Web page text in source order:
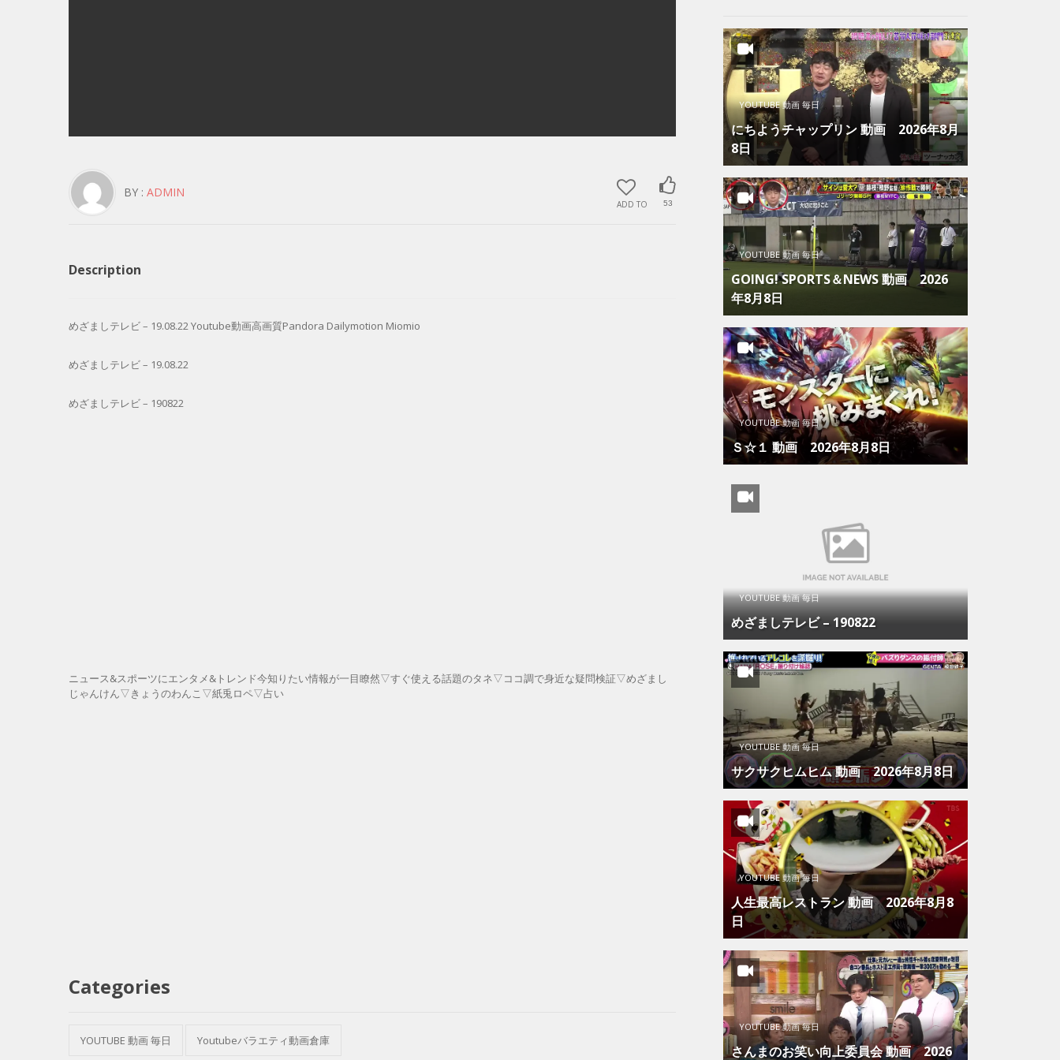
ADD TO 53
BY : ADMIN
Description
めざましテレビ – 19.08.22 Youtube動画高画質Pandora Dailymotion Miomio
めざましテレビ – 19.08.22
めざましテレビ – 190822
ニュース&スポーツにエンタメ&トレンド今知りたい情報が一目瞭然▽すぐ使える話題のタネ▽ココ調で身近な疑問検証▽めざまし
じゃんけん▽きょうのわんこ▽紙兎ロペ▽占い
Categories
YOUTUBE 動画 毎日 Youtubeバラエティ動画倉庫
YOUTUBE 動画 毎日
にちようチャップリン 動画 2026年8月
8日
YOUTUBE 動画 毎日
GOING! SPORTS＆NEWS 動画 2026
年8月8日
YOUTUBE 動画 毎日
Ｓ☆１ 動画 2026年8月8日
YOUTUBE 動画 毎日
めざましテレビ – 190822
YOUTUBE 動画 毎日
サクサクヒムヒム 動画 2026年8月8日
YOUTUBE 動画 毎日
人生最高レストラン 動画 2026年8月8
日
YOUTUBE 動画 毎日
さんまのお笑い向上委員会 動画 2026